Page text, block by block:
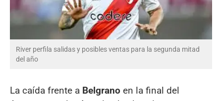
River perfila salidas y posibles ventas para la segunda mitad
del año
La caída frente a Belgrano en la final del